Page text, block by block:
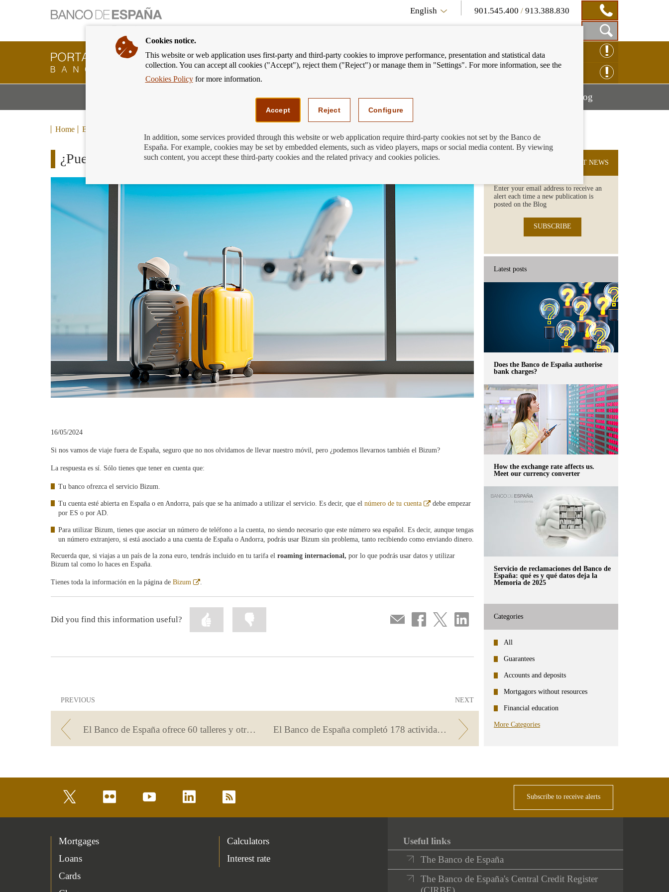
English 901.545.400 /913.388.830
Show
Search
Box
Banking
Customer
Banco
back
to
CLAIM ONLINE
We can help youMostrar
menú
BlogMostrar
Home Blog
¿Puedes llevarte el Bizum de viaje?
16/05/2024
Si nos vamos de viaje fuera de España, seguro que no nos olvidamos de llevar nuestro móvil, pero ¿podemos llevarnos también el Bizum?
La respuesta es sí. Sólo tienes que tener en cuenta que:
Tu banco ofrezca el servicio Bizum.
Tu cuenta esté abierta en España o en Andorra, país que se ha animado a utilizar el servicio. Es decir, que el número de tu cuenta
Abre
debe empezar
por ES o por AD.
Para utilizar Bizum, tienes que asociar un número de teléfono a la cuenta, no siendo necesario que este número sea español. Es decir, aunque tengas
un número extranjero, si está asociado a una cuenta de España o Andorra, podrás usar Bizum sin problema, tanto recibiendo como enviando dinero.
Recuerda que, si viajas a un país de la zona euro, tendrás incluido en tu tarifa el roaming internacional, por lo que podrás usar datos y utilizar
Bizum tal como lo haces en España.
Tienes toda la información en la página de Bizum
Abre
ventana
.
Compartir
por
Share
on
Share
on
Share
on
Did you find this information useful?
Mark
information
as
PREVIOUS
El Banco de España ofrece 60 talleres y otros actos en la Semana de la Administración Abierta
NEXT
El Banco de España completó 178 actividades supervisoras de protección al cliente
SUBSCRIBE TO THE LATEST NEWS
Enter your email address to receive an
alert each time a new publication is
posted on the Blog
SUBSCRIBE
Latest posts
Does the Banco de España authorise
bank charges?
How the exchange rate affects us.
Meet our currency converter
Servicio de reclamaciones del Banco de
España: qué es y qué datos deja la
Memoria de 2025
Categories
All
Guarantees
Accounts and deposits
Mortgagors without resources
Financial education
More Categories
flickr youtube linkedin rss Subscribe to receive alerts
Mortgages
Loans
Cards
Calculators
Interest rate
Useful links
The Banco de España
The Banco de España's Central Credit Register
Cookies notice.
This website or web application uses first-party and third-party cookies to improve performance, presentation and statistical data
collection. You can accept all cookies ("Accept"), reject them ("Reject") or manage them in "Settings". For more information, see the
Cookies Policyfor more information.
Accept Reject Configure
In addition, some services provided through this website or web application require third-party cookies not set by the Banco de
España. For example, cookies may be set by embedded elements, such as video players, maps or social media content. By viewing
such content, you accept these third-party cookies and the related privacy and cookies policies.